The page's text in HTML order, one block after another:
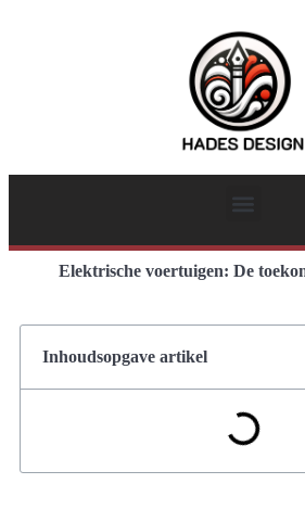
Elektrische voertuigen: De
Inhoudsopgave artikel